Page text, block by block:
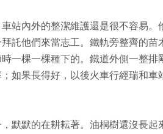
站內外的整潔維護還是很不容易
託他們來當志工。鐵軌旁整齊的
一棵一棵種下的。鐵道外側一整
如果長得好，以後火車行經瑞和
默默的在耕耘著。油桐樹還沒長